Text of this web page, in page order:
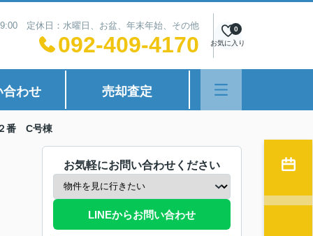
定休日：水曜日、お盆、年末年始、その他
092-409-4170 お気に入り
0
合わせ 売却査定
番 C号棟
お気軽にお問い合わせください
LINEからお問い合わせ